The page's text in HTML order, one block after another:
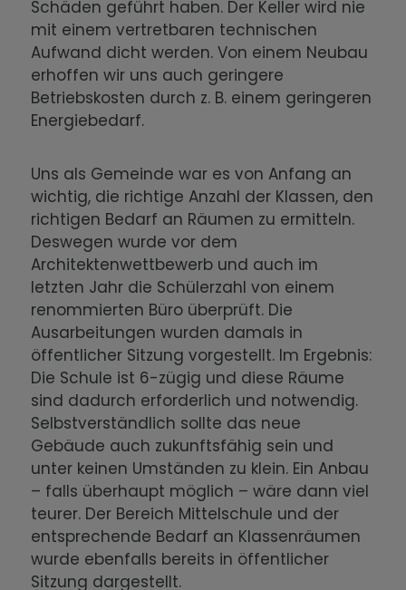
Schäden geführt haben. Der Keller wird nie
mit einem vertretbaren technischen
Aufwand dicht werden. Von einem Neubau
erhoffen wir uns auch geringere
Betriebskosten durch z. B. einem geringeren
Energiebedarf.
Uns als Gemeinde war es von Anfang an
wichtig, die richtige Anzahl der Klassen, den
richtigen Bedarf an Räumen zu ermitteln.
Deswegen wurde vor dem
Architektenwettbewerb und auch im
letzten Jahr die Schülerzahl von einem
renommierten Büro überprüft. Die
Ausarbeitungen wurden damals in
öffentlicher Sitzung vorgestellt. Im Ergebnis:
Die Schule ist 6-zügig und diese Räume
sind dadurch erforderlich und notwendig.
Selbstverständlich sollte das neue
Gebäude auch zukunftsfähig sein und
unter keinen Umständen zu klein. Ein Anbau
– falls überhaupt möglich – wäre dann viel
teurer. Der Bereich Mittelschule und der
entsprechende Bedarf an Klassenräumen
wurde ebenfalls bereits in öffentlicher
Sitzung dargestellt.